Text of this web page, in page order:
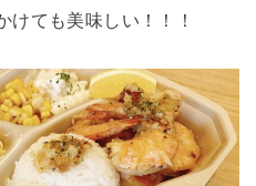
けても美味しい！！！